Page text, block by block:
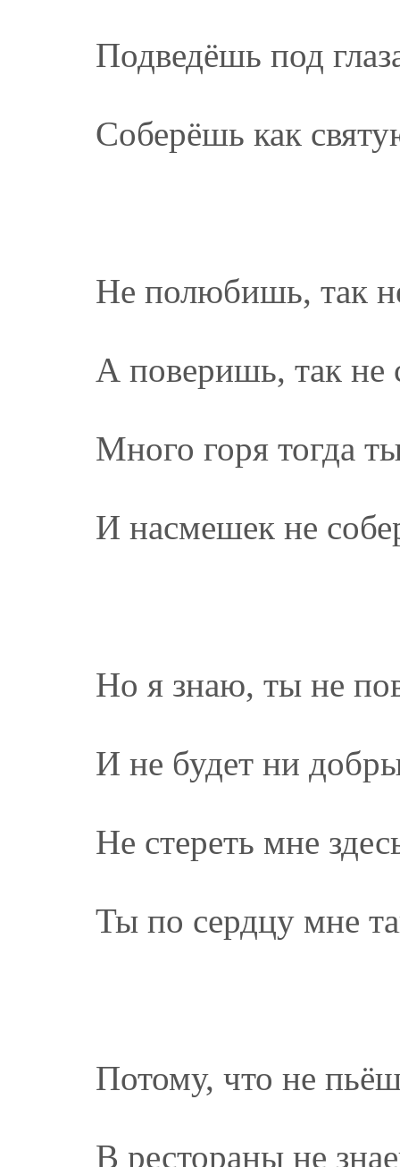
Подведёшь под
Соберёшь как
Не полюбишь, так
А поверишь, так не
Много горя тогда
И насмешек не
Но я знаю, ты не
И не будет ни
Не стереть мне
Ты по сердцу мне
Потому, что не
В рестораны не